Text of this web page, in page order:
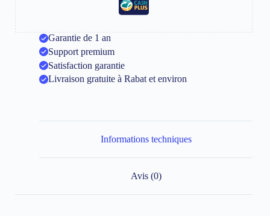
Garantie de 1 an
Support premium
Satisfaction garantie
Livraison gratuite à Rabat et environ
Informations techniques
Avis (0)